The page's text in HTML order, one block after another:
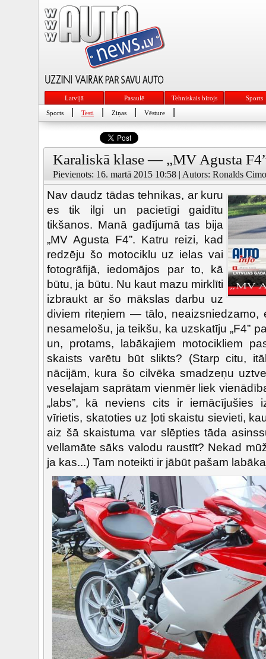
Latvijā Pasaulē Tehniskais birojs Sports
Sports Testi Ziņas Vēsture
Karaliskā klase — „MV Agusta
Pievienots: 16. martā 2015 10:58 | Autors: Ronalds
Nav daudz tādas tehnikas, ar kuru
es tik ilgi un pacietīgi gaidītu
tikšanos. Manā gadījumā tas bija
„MV Agusta F4”. Katru reizi, kad
redzēju šo motociklu uz ielas vai
fotogrāfijā, iedomājos par to, kā
būtu, ja būtu. Nu kaut mazu mirklīti
izbraukt ar šo mākslas darbu uz
diviem riteņiem — tālo, neaizsniedzamo,
nesamelošu, ja teikšu, ka uzskatīju „F4”
un, protams, labākajiem motocikliem
skaists varētu būt slikts? (Starp citu,
nācijām, kura šo cilvēka smadzeņu
veselajam saprātam vienmēr liek
„labs”, kā neviens cits ir iemācījušies
vīrietis, skatoties uz ļoti skaistu sievieti,
aiz šā skaistuma var slēpties tāda
vellamāte sāks valodu raustīt? Nekad
ja kas...) Tam noteikti ir jābūt pašam